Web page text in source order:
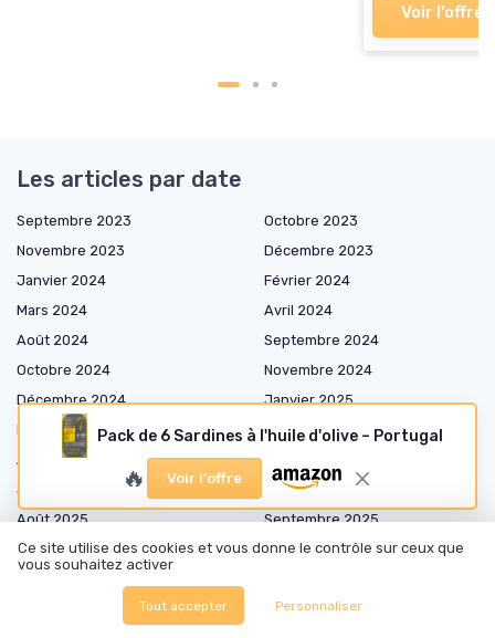
Voir l'offre
Pack de 6 Sardines à l'huile d'olive – Portugal
🔥 Voir l'offre
Les articles par date
Septembre 2023
Octobre 2023
Novembre 2023
Décembre 2023
Janvier 2024
Février 2024
Mars 2024
Avril 2024
Août 2024
Septembre 2024
Octobre 2024
Novembre 2024
Décembre 2024
Janvier 2025
Février 2025
Mars 2025
Avril 2025
Juin 2025
Juillet 2025
Août 2025
Septembre 2025
Octobre 2025
Novembre 2025
Mars 2026
Ce site utilise des cookies et vous donne le contrôle sur ceux que
vous souhaitez activer
Tout accepter Personnaliser